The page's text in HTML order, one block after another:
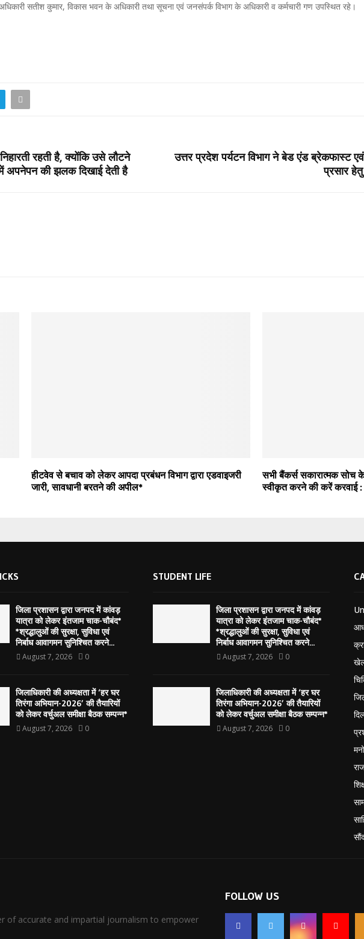
सतीश कुमार, विकास भवन के अधिकारी तथा सूचना एवं जनसंपर्क विभाग के अधिकारी व कर्मचारी गण उपस्थित रहे।
रहती है, क्योंकि उसे लौटने
अपनेपन की झलक दिखाई देती है
उत्तर प्रदेश पर्यटन विभाग ने बेड एंड ब्रेकफास्ट
प्रसार
हीटवेव से बचाव को लेकर आपदा प्रबंधन विभाग द्वारा एडवाइजरी
जारी, सावधानी बरतने की अपील*
सभी बैंकर्स सकारात्मक
स्वीकृत करने की करें करवाई
जिला प्रशासन द्वारा जनपद में कांवड़
यात्रा को लेकर इंतजाम चाक-चौबंद*
*श्रद्धालुओं की सुरक्षा, सुविधा एवं
निर्बाध आवागमन सुनिश्चित करने...
August 7, 2026 0
जिलाधिकारी की अध्यक्षता में ‘हर घर
तिरंगा अभियान-2026’ की तैयारियों
को लेकर वर्चुअल समीक्षा बैठक सम्पन्न*
August 7, 2026 0
STUDENT LIFE
जिला प्रशासन द्वारा जनपद में कांवड़
यात्रा को लेकर इंतजाम चाक-चौबंद*
*श्रद्धालुओं की सुरक्षा, सुविधा एवं
निर्बाध आवागमन सुनिश्चित करने...
August 7, 2026 0
जिलाधिकारी की अध्यक्षता में ‘हर घर
तिरंगा अभियान-2026’ की तैयारियों
को लेकर वर्चुअल समीक्षा बैठक सम्पन्न*
August 7, 2026 0
of accurate and impartial journalism to empower
FOLLOW US